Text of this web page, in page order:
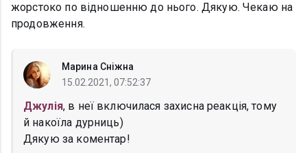
жорстоко по відношенню до нього. Дякую. Чекаю на
продовження.
Марина Сніжна
15.02.2021, 07:52:37
Джулія, в неї включилася захисна реакція, тому
й накоїла дурниць)
Дякую за коментар!